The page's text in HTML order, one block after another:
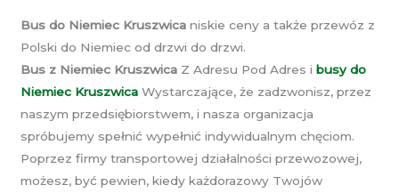
Bus do Niemiec Kruszwica niskie ceny a także przewóz z
Polski do Niemiec od drzwi do drzwi.
Bus z Niemiec Kruszwica Z Adresu Pod Adres i busy do
Niemiec Kruszwica Wystarczające, że zadzwonisz, przez
naszym przedsiębiorstwem, i nasza organizacja
spróbujemy spełnić wypełnić indywidualnym chęciom.
Poprzez firmy transportowej działalności przewozowej,
możesz, być pewien, kiedy każdorazowy Twojów